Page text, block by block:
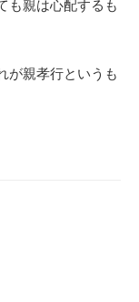
も親は心配するも
が親孝行というも